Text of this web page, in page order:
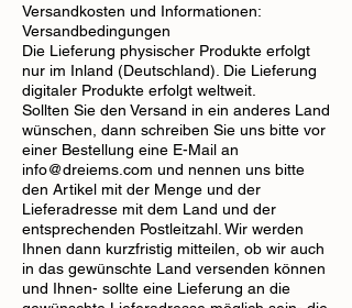
Versandkosten und Informationen:
Versandbedingungen
Die Lieferung physischer Produkte erfolgt
nur im Inland (Deutschland). Die Lieferung
digitaler Produkte erfolgt weltweit.
Sollten Sie den Versand in ein anderes Land
wünschen, dann schreiben Sie uns bitte vor
einer Bestellung eine E-Mail an
info@dreiems.com und nennen uns bitte
den Artikel mit der Menge und der
Lieferadresse mit dem Land und der
entsprechenden Postleitzahl. Wir werden
Ihnen dann kurzfristig mitteilen, ob wir auch
in das gewünschte Land versenden können
und Ihnen- sollte eine Lieferung an die